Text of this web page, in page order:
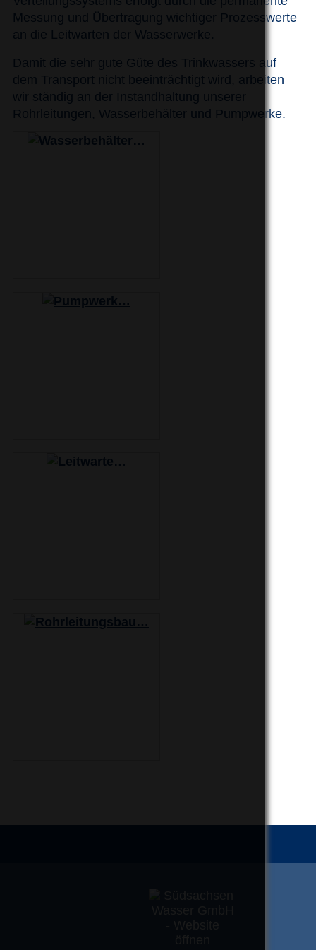
Messung und Übertragung wichtiger Prozesswerte
an die Leitwarten der Wasserwerke.
Damit die sehr gute Güte des Trinkwassers auf
dem Transport nicht beeinträchtigt wird, arbeiten
wir ständig an der Instandhaltung unserer
Rohrleitungen, Wasserbehälter und Pumpwerke.